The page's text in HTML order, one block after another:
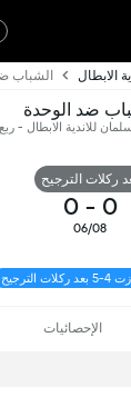
الابطال الشباب
ضد الوحدة
للاندية الابطال - ربع
ركلات الترجيح
0
-
0
06/08
الإحصائيات